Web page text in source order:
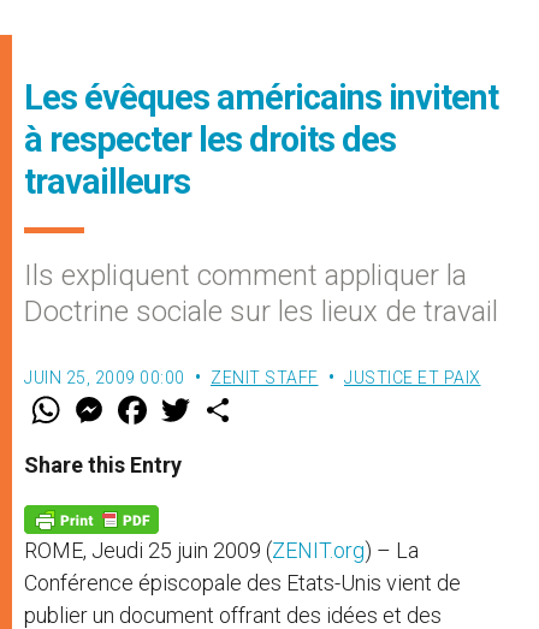
Les évêques américains invitent
à respecter les droits des
travailleurs
Ils expliquent comment appliquer la
Doctrine sociale sur les lieux de travail
JUIN 25, 2009 00:00 ZENIT STAFF JUSTICE ET PAIX
W
t
s
p
p
M
e
s
e
g
e
r
F
a
e
b
o
k
w
Share this Entry
ROME, Jeudi 25 juin 2009 (ZENIT.org) – La
Conférence épiscopale des Etats-Unis vient de
publier un document offrant des idées et des